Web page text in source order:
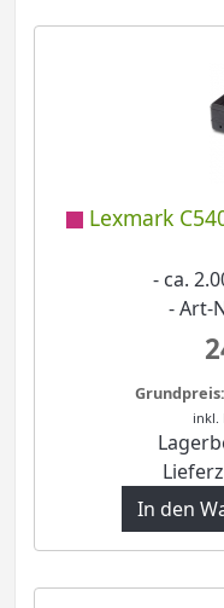
Lexmark
- ca.
- Art-
inkl.
In den